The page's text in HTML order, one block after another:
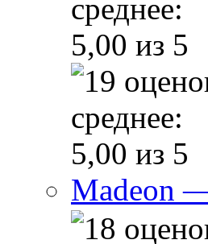
Madeon